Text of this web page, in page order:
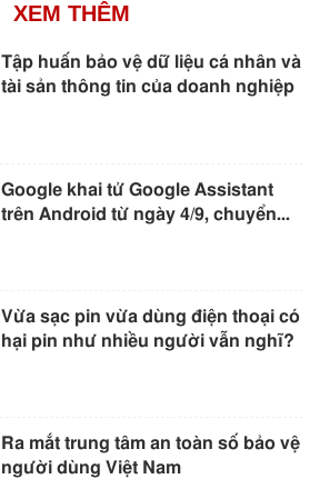
XEM THÊM
Tập huấn bảo vệ dữ liệu cá nhân và
tài sản thông tin của doanh nghiệp
Google khai tử Google Assistant
trên Android từ ngày 4/9, chuyển...
Vừa sạc pin vừa dùng điện thoại có
hại pin như nhiều người vẫn nghĩ?
Ra mắt trung tâm an toàn số bảo vệ
người dùng Việt Nam